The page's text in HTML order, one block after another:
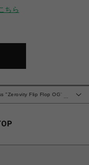
ちら
…
"Zerovity Flip Flop OG"